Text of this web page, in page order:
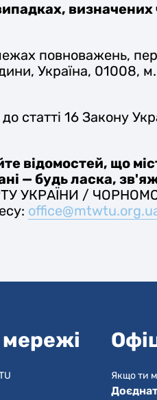
повноважень,
Україна, 01008, м.
статті 16 Закону
відомостей, що
— будь ласка,
УКРАЇНИ /
мережі
Якщо ти